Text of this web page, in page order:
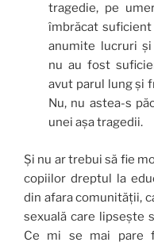
tragedie, pe
îmbrăcat
anumite lucruri
nu au fost
avut parul lung și
Nu, nu astea-s
unei așa tragedii.
Și nu ar trebui să fie
copiilor dreptul la
din afara comunității,
sexuală care lipsește
Ce mi se mai pare